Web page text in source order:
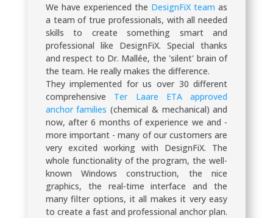
We have experienced the DesignFiX team as
a team of true professionals, with all needed
skills to create something smart and
professional like DesignFiX. Special thanks
and respect to Dr. Mallée, the 'silent' brain of
the team. He really makes the difference.
They implemented for us over 30 different
comprehensive Ter Laare ETA approved
anchor families(chemical & mechanical) and
now, after 6 months of experience we and -
more important - many of our customers are
very excited working with DesignFiX. The
whole functionality of the program, the well-
known Windows construction, the nice
graphics, the real-time interface and the
many filter options, it all makes it very easy
to create a fast and professional anchor plan.